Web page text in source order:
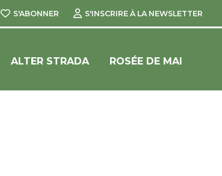
S'ABONNER S'INSCRIRE À LA NEWSLETTER
ALTER STRADA ROSÉE DE MAI